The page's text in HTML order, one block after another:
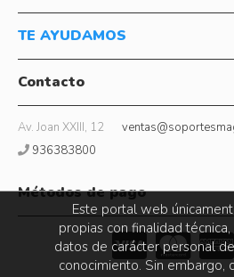
TE AYUDAMOS
Contacto
Av. Joan XXIII, 12
936383800
Métodos de pago
Este portal web
propias con finalidad
datos de carácter personal
conocimiento. Sin embargo,